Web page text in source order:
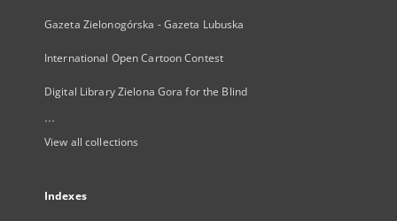
Gazeta Zielonogórska - Gazeta Lubuska
International Open Cartoon Contest
Digital Library Zielona Gora for the Blind
...
View all collections
Indexes